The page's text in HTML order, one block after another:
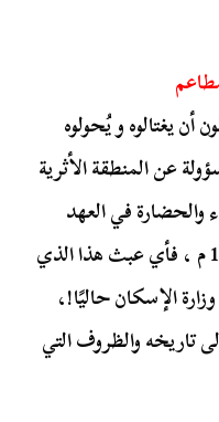
يغتالوه و يُحولوه
عن المنطقة الأثرية
والحضارة في العهد
المملوكي حيث يرجع بناءه لعام 1486 م ، فأي عبث هذا الذي
الإسكان حاليًا!،
تاريخه والظروف التي